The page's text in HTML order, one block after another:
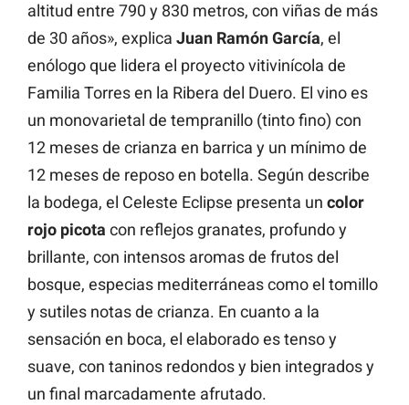
altitud entre 790 y 830 metros, con viñas de más
de 30 años», explica Juan Ramón García, el
enólogo que lidera el proyecto vitivinícola de
Familia Torres en la Ribera del Duero. El vino es
un monovarietal de tempranillo (tinto fino) con
12 meses de crianza en barrica y un mínimo de
12 meses de reposo en botella. Según describe
la bodega, el Celeste Eclipse presenta un color
rojo picota con reflejos granates, profundo y
brillante, con intensos aromas de frutos del
bosque, especias mediterráneas como el tomillo
y sutiles notas de crianza. En cuanto a la
sensación en boca, el elaborado es tenso y
suave, con taninos redondos y bien integrados y
un final marcadamente afrutado.